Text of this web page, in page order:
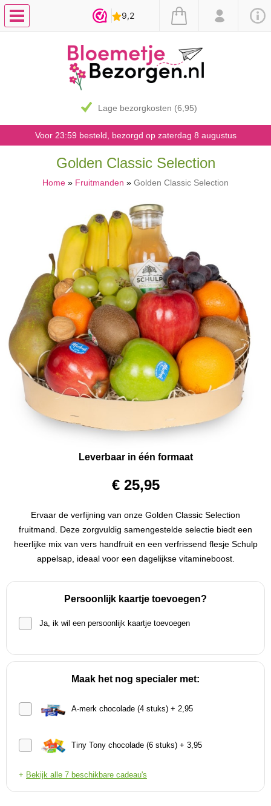
Lage bezorgkosten (6,95)
Voor 23:59 besteld, bezorgd op zaterdag 8 augustus
Golden Classic Selection
Home » Fruitmanden » Golden Classic Selection
Leverbaar in één formaat
€ 25,95
Ervaar de verfijning van onze Golden Classic Selection
fruitmand. Deze zorgvuldig samengestelde selectie biedt een
heerlijke mix van vers handfruit en een verfrissend flesje Schulp
appelsap, ideaal voor een dagelijkse vitamineboost.
Persoonlijk kaartje toevoegen?
Ja, ik wil een persoonlijk kaartje toevoegen
Maak het nog specialer met:
A-merk chocolade (4 stuks) + 2,95
Tiny Tony chocolade (6 stuks) + 3,95
+ Bekijk alle 7 beschikbare cadeau's